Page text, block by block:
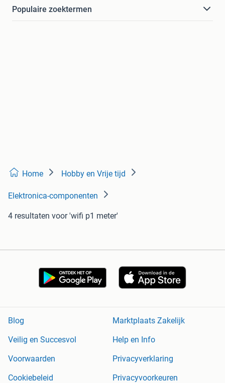
Populaire zoektermen
Home Hobby en Vrije tijd
Elektronica-componenten
4 resultaten voor 'wifi p1 meter'
Blog
Marktplaats Zakelijk
Veilig en Succesvol
Help en Info
Voorwaarden
Privacyverklaring
Cookiebeleid
Privacyvoorkeuren